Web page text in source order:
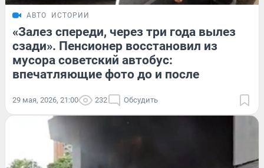
АВТО ИСТОРИИ
«Залез спереди, через три года вылез
сзади». Пенсионер восстановил из
мусора советский автобус:
впечатляющие фото до и после
29 мая, 2026, 21:00 232 Обсудить